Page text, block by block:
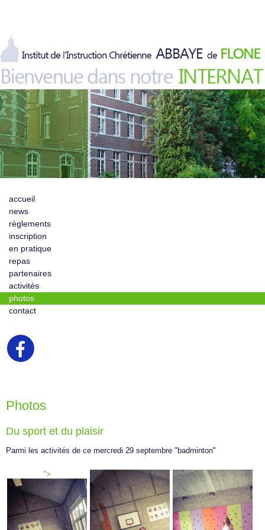
accueil
news
règlements
inscription
en pratique
repas
partenaires
activités
photos
contact
Photos
Du sport et du plaisir
Parmi les activités de ce mercredi 29 septembre "badminton"
">